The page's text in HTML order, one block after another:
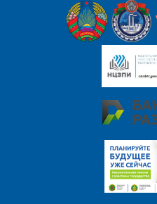
*-
Я согласен
обработку
*-
поля